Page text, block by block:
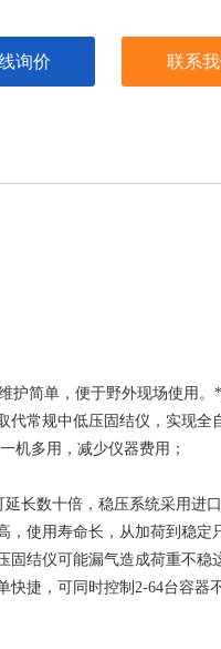
询价 联系
简单，便于野外现场使用
常规中低压固结仪，实现全
机多用，减少仪器费用；
长数十倍，稳压系统采用进
使用寿命长，从加荷到稳定
结仪可能漏气造成荷重不稳
捷，可同时控制2-64台容器